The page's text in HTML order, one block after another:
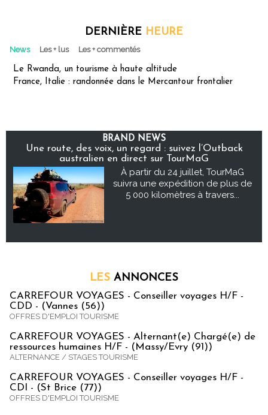
DERNIÈRE HEURE
News Les + lus Les + commentés
Le Rwanda, un tourisme à haute altitude
France, Italie : randonnée dans le Mercantour frontalier
BRAND NEWS
Une route, des voix, un regard : suivez l’Outback
australien en direct sur TourMaG
À partir du 24 juillet, TourMaG
suivra une expédition de plus de
5 000 kilomètres à travers...
LES ANNONCES
CARREFOUR VOYAGES - Conseiller voyages H/F -
CDD - (Vannes (56))
OFFRES D'EMPLOI TOURISME
CARREFOUR VOYAGES - Alternant(e) Chargé(e) de
ressources humaines H/F - (Massy/Evry (91))
ALTERNANCE / STAGES TOURISME
CARREFOUR VOYAGES - Conseiller voyages H/F -
CDI - (St Brice (77))
OFFRES D'EMPLOI TOURISME